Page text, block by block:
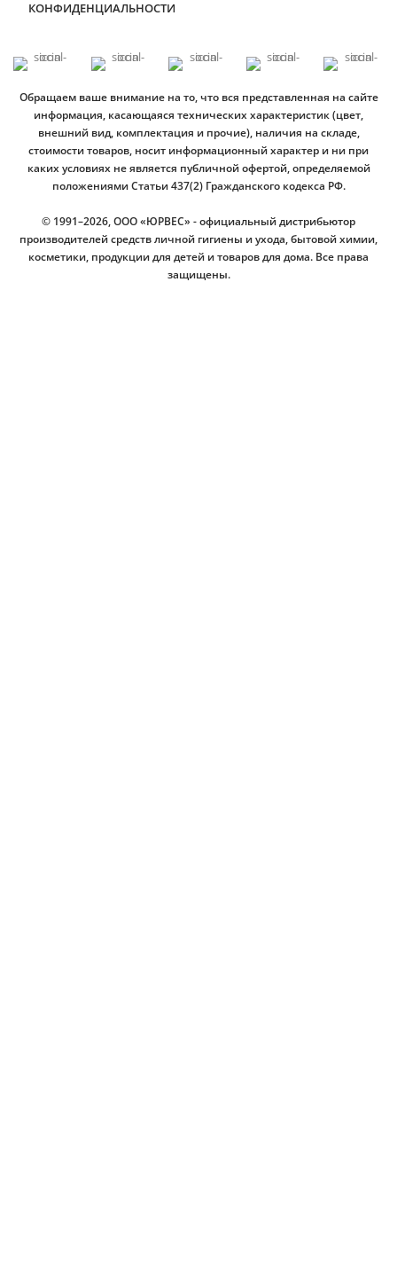
КОНФИДЕНЦИАЛЬНОСТИ
Обращаем ваше внимание на то, что вся представленная на сайте
информация, касающаяся технических характеристик (цвет,
внешний вид, комплектация и прочие), наличия на складе,
стоимости товаров, носит информационный характер и ни при
каких условиях не является публичной офертой, определяемой
положениями Статьи 437(2) Гражданского кодекса РФ.
© 1991–2026, ООО «ЮРВЕС» - официальный дистрибьютор
производителей средств личной гигиены и ухода, бытовой химии,
косметики, продукции для детей и товаров для дома. Все права
защищены.